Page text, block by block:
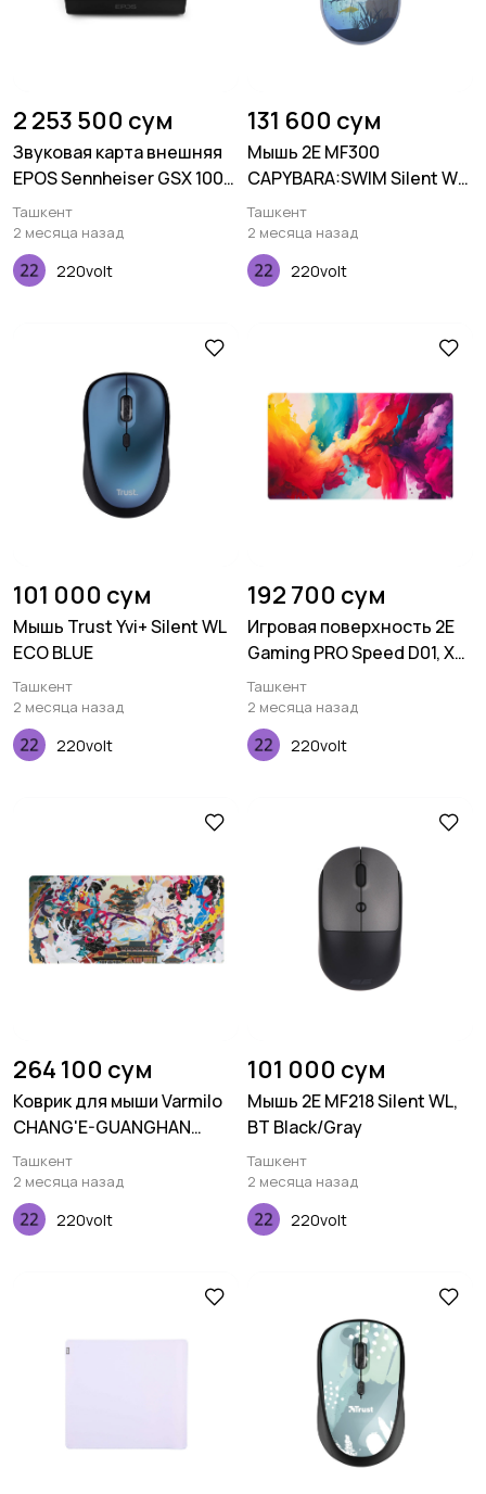
2 253 500 сум
Звуковая карта внешняя
EPOS Sennheiser GSX 1000
2nd edition, 7.1, black
Ташкент
2 месяца назад
220volt
131 600 сум
Мышь 2E MF300
CAPYBARA:SWIM Silent WL
BT, синий
Ташкент
2 месяца назад
220volt
101 000 сум
Мышь Trust Yvi+ Silent WL
ECO BLUE
Ташкент
2 месяца назад
220volt
192 700 сум
Игровая поверхность 2E
Gaming PRO Speed D01, XL
(800x450x3мм),
многоцветный
Ташкент
2 месяца назад
220volt
264 100 сум
Коврик для мыши Varmilo
CHANG'E-GUANGHAN
PALACE XL
(900х400х3мм), Зеленый
Ташкент
2 месяца назад
220volt
101 000 сум
Мышь 2E MF218 Silent WL,
BT Black/Gray
Ташкент
2 месяца назад
220volt